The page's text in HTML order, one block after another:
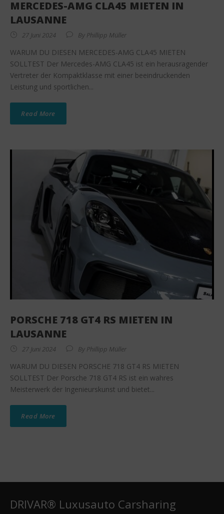
MERCEDES-AMG CLA45 MIETEN IN
LAUSANNE
27 Juni 2024 By Phillipp Müller
WARUM DU DIESEN MERCEDES-AMG CLA45 MIETEN
SOLLTEST Der Mercedes-AMG CLA45 ist ein herausragender
Vertreter der Kompaktklasse mit einer beeindruckenden
Leistung und sportlichen...
Read More
PORSCHE 718 GT4 RS MIETEN IN
LAUSANNE
27 Juni 2024 By Phillipp Müller
WARUM DU DIESEN PORSCHE 718 GT4 RS MIETEN
SOLLTEST Der Porsche 718 GT4 RS ist ein wahres
Meisterwerk der Ingenieurskunst und bietet...
Read More
DRIVAR® Luxusauto Carsharing